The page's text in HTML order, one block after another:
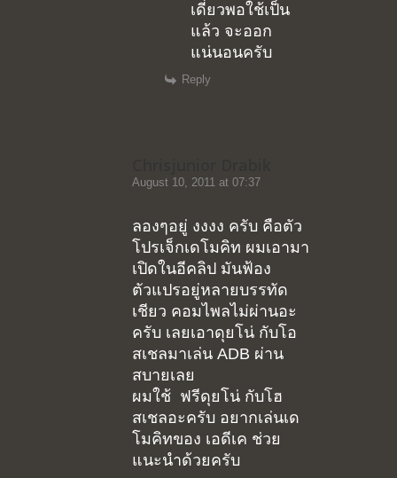
เดี่ยวพอใช้เป็น
แล้ว จะออก
แน่นอนครับ
Reply
August 10, 2011 at 07:37
ลองๆอยู่ งงงง ครับ คือตัว
โปรเจ็กเดโมคิท ผมเอามา
เปิดในอีคลิป มันฟ้อง
ตัวแปรอยู่หลายบรรทัด
เชียว คอมไพลไม่ผ่านอะ
ครับ เลยเอาดุยโน่ กับโอ
สเชลมาเล่น ADB ผ่าน
สบายเลย
ผมใช้ ฟรีดุยโน่ กับโฮ
สเชลอะครับ อยากเล่นเด
โมคิทของ เอดีเค ช่วย
แนะนำด้วยครับ